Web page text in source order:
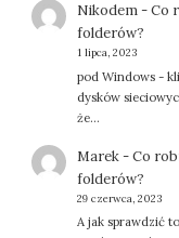
Nikodem-Co
folderów?
1 lipca, 2023
pod Windows -
dysków
że…
Marek-Co
folderów?
29 czerwca, 2023
A jak sprawdzić